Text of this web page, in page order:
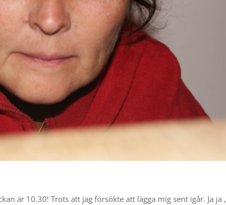
är 10.30! Trots att jag försökte att lägga mig sent igår. Ja ja ,